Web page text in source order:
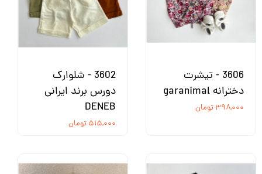
3606 - تیشرت
دخترانه garanimal
۳۹۸,۰۰۰ تومان
3602 - شلوارک
دورس برند ایرانی
DENEB
۵۱۵,۰۰۰ تومان